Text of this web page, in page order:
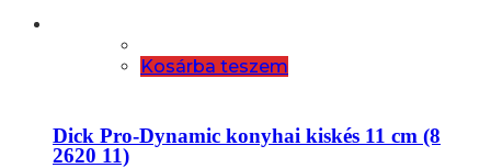
Kosárba teszem
Dick Pro-Dynamic konyhai kiskés 11 cm (8
2620 11)